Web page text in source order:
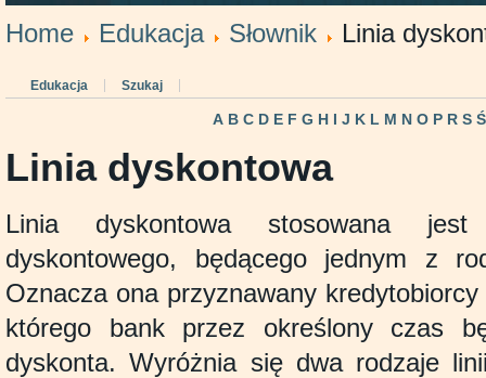
Home Edukacja Słownik Linia
Edukacja Szukaj
A B C D E F G H I J K L M N O P R S Ś
Linia dyskontowa
Linia dyskontowa stosowana
dyskontowego, będącego jednym z
Oznacza ona przyznawany
którego bank przez określony czas
dyskonta. Wyróżnia się dwa rodzaje